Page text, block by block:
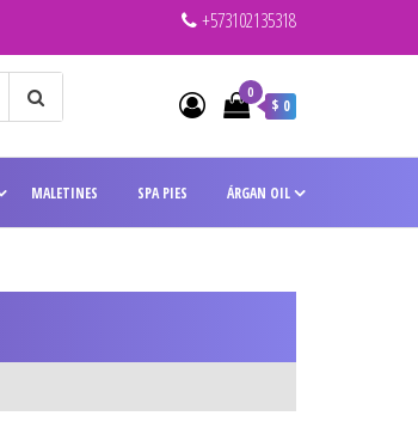
+573102135318
0
$ 0
MALETINES SPA PIES ÁRGAN OIL